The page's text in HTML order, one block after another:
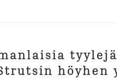
​​tyylejä